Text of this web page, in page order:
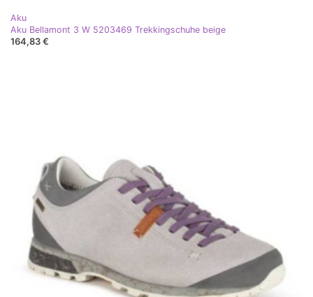
Aku
Aku Bellamont 3 W 5203469 Trekkingschuhe beige
164,83 €